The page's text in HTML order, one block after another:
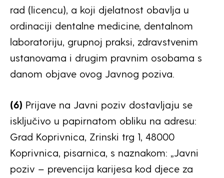
rad (licencu), a koji djelatnost obavlja u
ordinaciji dentalne medicine, dentalnom
laboratoriju, grupnoj praksi, zdravstvenim
ustanovama i drugim pravnim osobama s
danom objave ovog Javnog poziva.
(6) Prijave na Javni poziv dostavljaju se
isključivo u papirnatom obliku na adresu:
Grad Koprivnica, Zrinski trg 1, 48000
Koprivnica, pisarnica, s naznakom: „Javni
poziv – prevencija karijesa kod djece za